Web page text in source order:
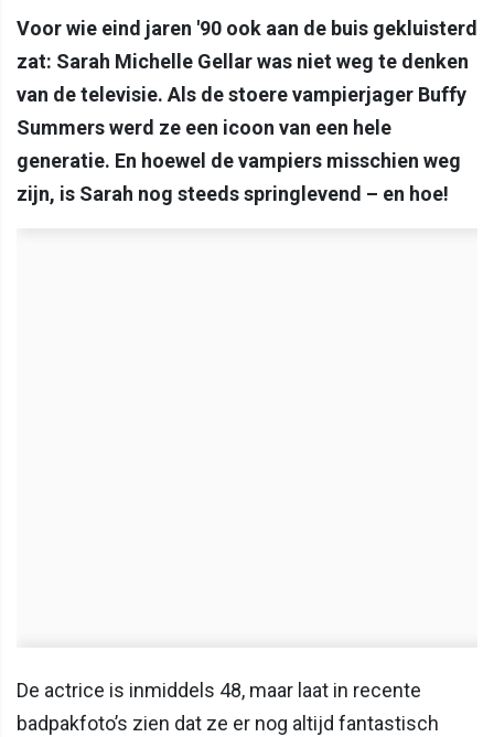
Voor wie eind jaren '90 ook aan de buis gekluisterd
zat: Sarah Michelle Gellar was niet weg te denken
van de televisie. Als de stoere vampierjager Buffy
Summers werd ze een icoon van een hele
generatie. En hoewel de vampiers misschien weg
zijn, is Sarah nog steeds springlevend – en hoe!
De actrice is inmiddels 48, maar laat in recente
badpakfoto’s zien dat ze er nog altijd fantastisch